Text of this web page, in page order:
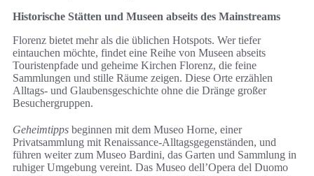
Historische Stätten und Museen abseits des Mainstreams
Florenz bietet mehr als die üblichen Hotspots. Wer tiefer
eintauchen möchte, findet eine Reihe von Museen abseits
Touristenpfade und geheime Kirchen Florenz, die feine
Sammlungen und stille Räume zeigen. Diese Orte erzählen
Alltags- und Glaubensgeschichte ohne die Dränge großer
Besuchergruppen.
Geheimtipps beginnen mit dem Museo Horne, einer
Privatsammlung mit Renaissance-Alltagsgegenständen, und
führen weiter zum Museo Bardini, das Garten und Sammlung in
ruhiger Umgebung vereint. Das Museo dell’Opera del Duomo